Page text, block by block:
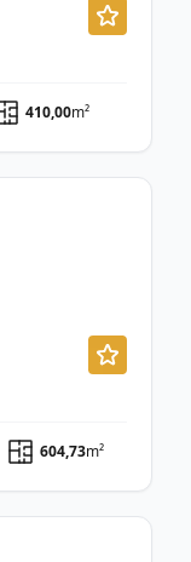
410,00m²
604,73m²